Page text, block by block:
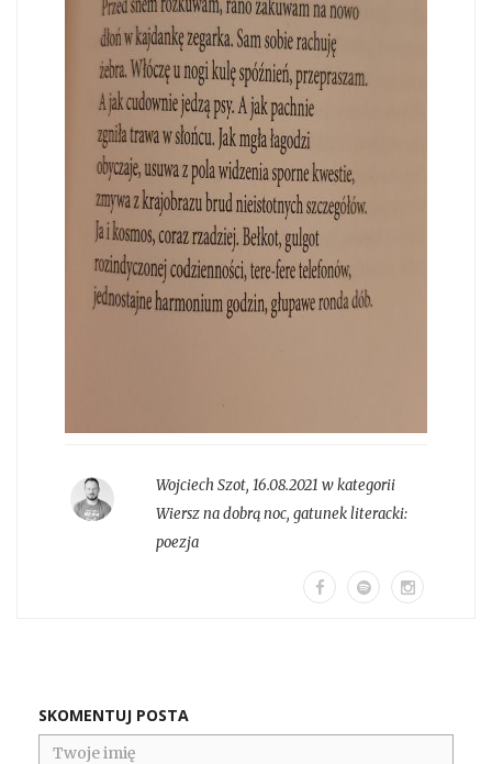
Wojciech Szot, 16.08.2021 w kategorii
Wiersz na dobrą noc, gatunek literacki:
poezja
SKOMENTUJ POSTA